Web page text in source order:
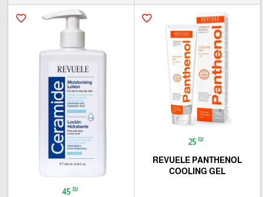
favorite_border
25 ₪
REVUELE PANTHENOL
COOLING GEL
favorite_border
45 ₪